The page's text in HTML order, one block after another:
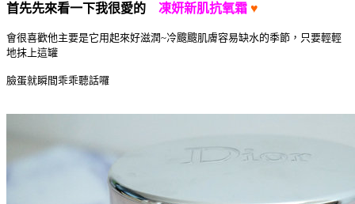
首先先來看一下我很愛的 凍妍新肌抗氧霜 ♥
會很喜歡他主要是它用起來好滋潤~冷颼颼肌膚容易缺水的季節，只要輕輕
地抹上這罐
臉蛋就瞬間乖乖聽話囉